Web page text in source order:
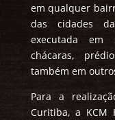
em qualquer
das cidades
executada em
chácaras,
também em
Para a
Curitiba, a KCM